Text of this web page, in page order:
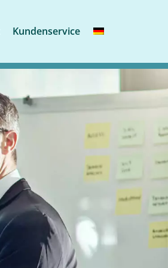
Kundenservice